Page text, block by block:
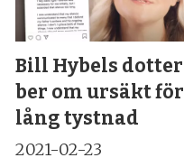
Bill Hybels dotter
ber om ursäkt för
lång tystnad
2021-02-23